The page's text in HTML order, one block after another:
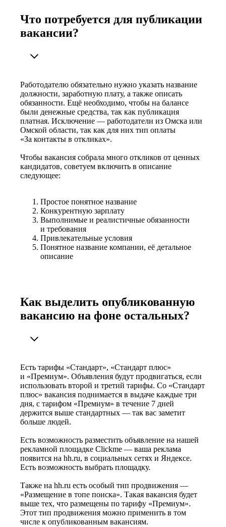
Что потребуется для публикации
вакансии?
Работодателю обязательно нужно указать название
должности, заработную плату, а также описать
обязанности. Ещё необходимо, чтобы на балансе
были денежные средства, так как публикация
платная. Исключение — работодатели из Омска или
Омской области, так как для них тип оплаты
«За контакты в откликах».
Чтобы вакансия собрала много откликов от ценных
кандидатов, советуем включить в описание
следующее:
Простое понятное название
Конкурентную зарплату
Выполнимые и реалистичные обязанности
и требования
Привлекательные условия
Понятное название компании, её детальное
описание
Как выделить опубликованную
вакансию на фоне остальных?
Есть тарифы «Стандарт», «Стандарт плюс»
и «Премиум». Объявления будут продвигаться, если
использовать второй и третий тарифы. Со «Стандарт
плюс» вакансия поднимается в выдаче каждые три
дня, с тарифом «Премиум» в течение 7 дней
держится выше стандартных — так вас заметит
больше людей.
Есть возможность разместить объявление на нашей
рекламной площадке Clickme — ваша реклама
появится на hh.ru, в социальных сетях и Яндексе.
Есть возможность выбрать площадку.
Также на hh.ru есть особый тип продвижения —
«Размещение в топе поиска». Такая вакансия будет
выше тех, что размещены по тарифу «Премиум».
Этот тип продвижения можно применить в том
числе к опубликованным вакансиям.